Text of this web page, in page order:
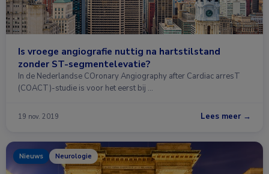
Is vroege angiografie nuttig na hartstilstand
zonder ST-segmentelevatie?
In de Nederlandse COronary Angiography after Cardiac arresT
(COACT)-studie is voor het eerst bij …
19 nov. 2019 Lees meer →
Nieuws Neurologie